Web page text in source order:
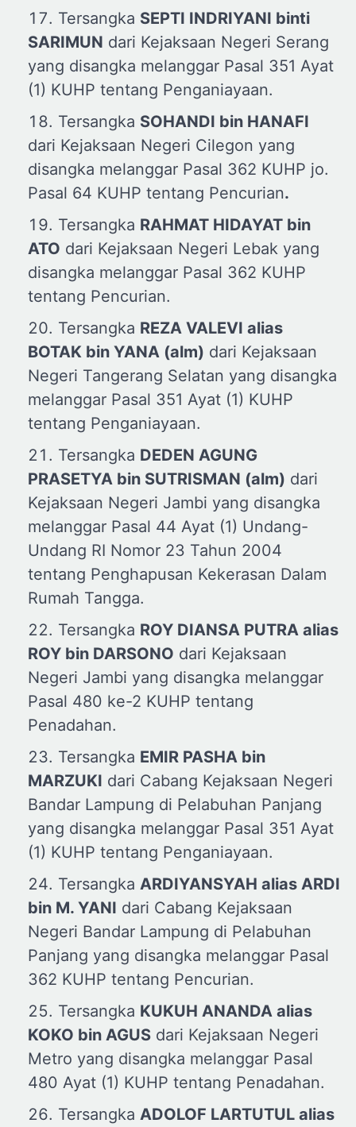
Tersangka SEPTI INDRIYANI binti
SARIMUN dari Kejaksaan Negeri Serang
yang disangka melanggar Pasal 351 Ayat
(1) KUHP tentang Penganiayaan.
Tersangka SOHANDI bin HANAFI
dari Kejaksaan Negeri Cilegon yang
disangka melanggar Pasal 362 KUHP jo.
Pasal 64 KUHP tentang Pencurian.
Tersangka RAHMAT HIDAYAT bin
ATO dari Kejaksaan Negeri Lebak yang
disangka melanggar Pasal 362 KUHP
tentang Pencurian.
Tersangka REZA VALEVI alias
BOTAK bin YANA (alm) dari Kejaksaan
Negeri Tangerang Selatan yang disangka
melanggar Pasal 351 Ayat (1) KUHP
tentang Penganiayaan.
Tersangka DEDEN AGUNG
PRASETYA bin SUTRISMAN (alm) dari
Kejaksaan Negeri Jambi yang disangka
melanggar Pasal 44 Ayat (1) Undang-
Undang RI Nomor 23 Tahun 2004
tentang Penghapusan Kekerasan Dalam
Rumah Tangga.
Tersangka ROY DIANSA PUTRA alias
ROY bin DARSONO dari Kejaksaan
Negeri Jambi yang disangka melanggar
Pasal 480 ke-2 KUHP tentang
Penadahan.
Tersangka EMIR PASHA bin
MARZUKI dari Cabang Kejaksaan Negeri
Bandar Lampung di Pelabuhan Panjang
yang disangka melanggar Pasal 351 Ayat
(1) KUHP tentang Penganiayaan.
Tersangka ARDIYANSYAH alias ARDI
bin M. YANI dari Cabang Kejaksaan
Negeri Bandar Lampung di Pelabuhan
Panjang yang disangka melanggar Pasal
362 KUHP tentang Pencurian.
Tersangka KUKUH ANANDA alias
KOKO bin AGUS dari Kejaksaan Negeri
Metro yang disangka melanggar Pasal
480 Ayat (1) KUHP tentang Penadahan.
Tersangka ADOLOF LARTUTUL alias